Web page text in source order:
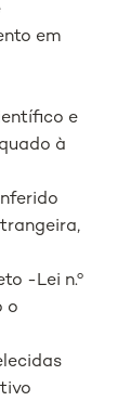
em
e
à
-Lei n.º
o